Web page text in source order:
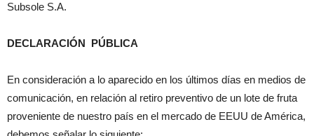
Subsole S.A.
DECLARACIÓN PÚBLICA
En consideración a lo aparecido en los últimos días en medios de
comunicación, en relación al retiro preventivo de un lote de fruta
proveniente de nuestro país en el mercado de EEUU de América,